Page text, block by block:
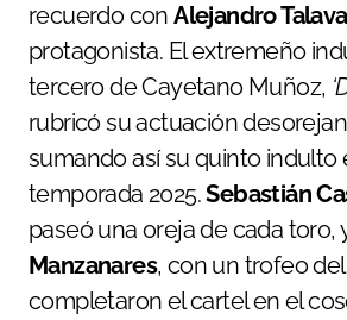
recuerdo conAlejandro
protagonista. El extremeño
tercero de Cayetano Muñoz,
rubricó su actuación
sumando así su quinto indulto
temporada 2025.Sebastián
paseó una oreja de cada toro,
Manzanares, con un trofeo
completaron el cartel en el